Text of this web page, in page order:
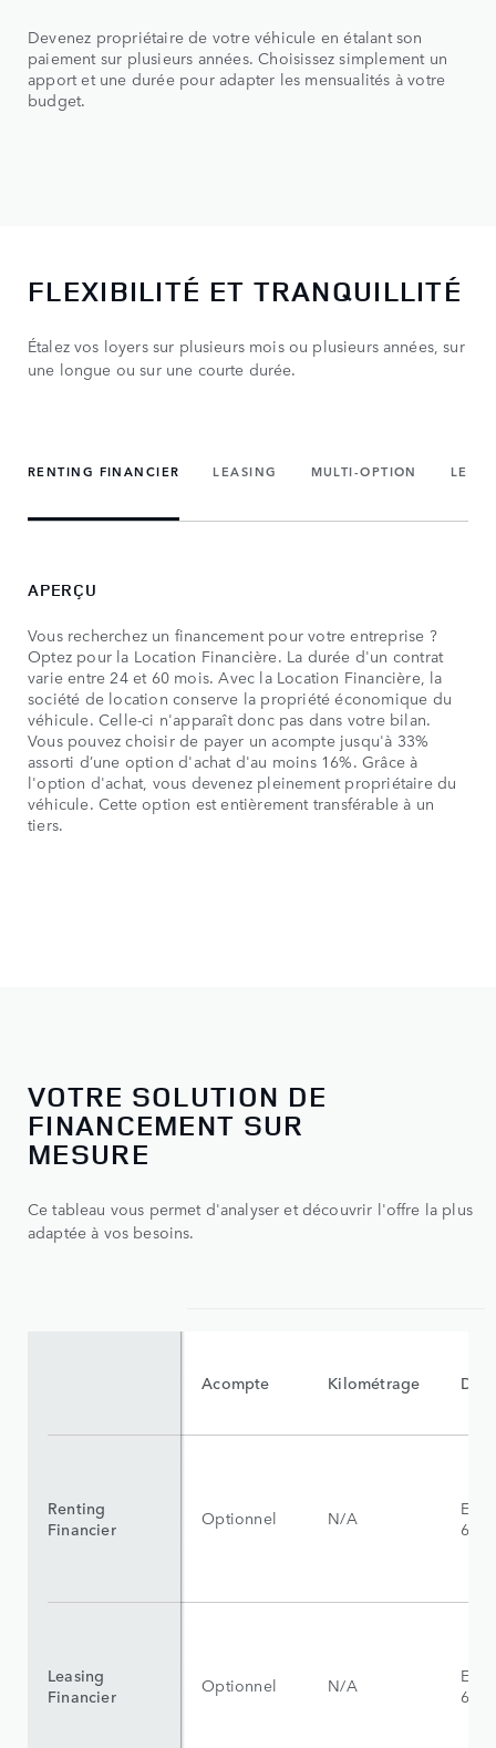
Devenez propriétaire de votre véhicule en étalant son
paiement sur plusieurs années. Choisissez simplement un
apport et une durée pour adapter les mensualités à votre
budget.
FLEXIBILITÉ ET TRANQUILLITÉ
Étalez vos loyers sur plusieurs mois ou plusieurs années, sur
une longue ou sur une courte durée.
RENTING FINANCIER LEASING MULTI-OPTION LE
APERÇU
Vous recherchez un financement pour votre entreprise ?
Optez pour la Location Financière. La durée d'un contrat
varie entre 24 et 60 mois. Avec la Location Financière, la
société de location conserve la propriété économique du
véhicule. Celle-ci n'apparaît donc pas dans votre bilan.
Vous pouvez choisir de payer un acompte jusqu'à 33%
assorti d’une option d'achat d'au moins 16%. Grâce à
l'option d'achat, vous devenez pleinement propriétaire du
véhicule. Cette option est entièrement transférable à un
tiers.
VOTRE SOLUTION DE
FINANCEMENT SUR
MESURE
Ce tableau vous permet d'analyser et découvrir l'offre la plus
adaptée à vos besoins.
Acompte Kilométrage
Optionnel N/A
60
Optionnel N/A
60
Renting
Financier
Leasing
Financier